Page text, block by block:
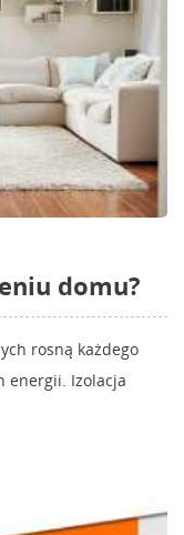
domu?
rosną każdego
energii. Izolacja